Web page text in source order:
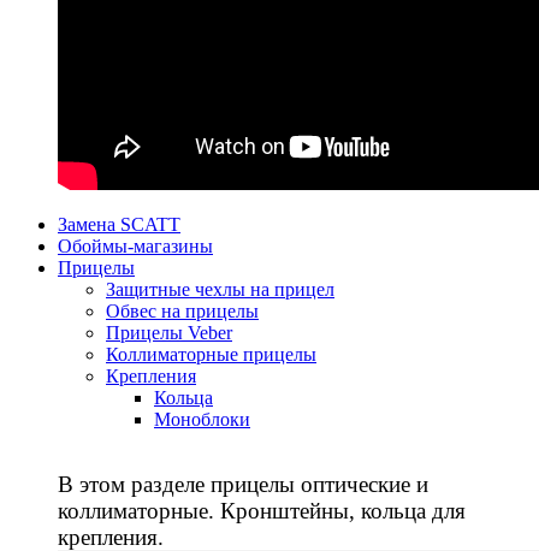
Замена SCATT
Обоймы-магазины
Прицелы
Защитные чехлы на прицел
Обвес на прицелы
Прицелы Veber
Коллиматорные прицелы
Крепления
Кольца
Моноблоки
В этом разделе прицелы оптические и
коллиматорные. Кронштейны, кольца для
крепления.